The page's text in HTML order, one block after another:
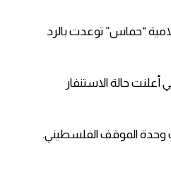
“حماس” توعدت بالرد
أعلنت حالة الاستنفار
وحدة الموقف الفلسطيني.